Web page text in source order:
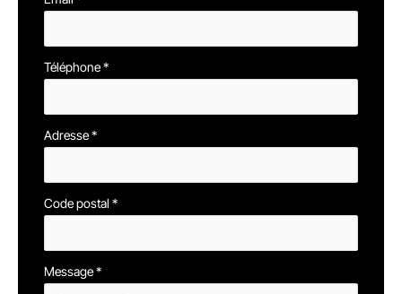
Téléphone*
Adresse*
Code postal *
Message*